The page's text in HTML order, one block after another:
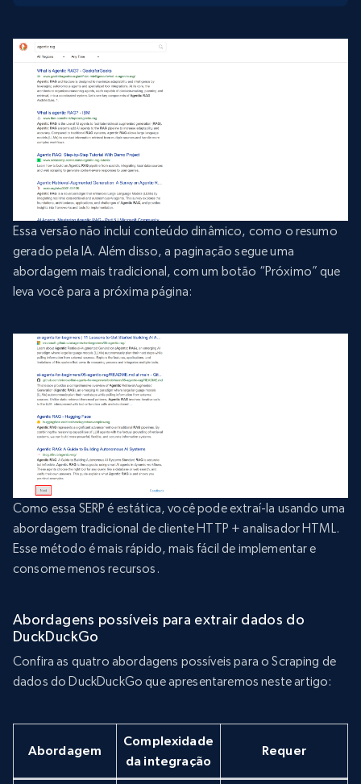
Essa versão não inclui conteúdo dinâmico, como o resumo
gerado pela IA. Além disso, a paginação segue uma
abordagem mais tradicional, com um botão “Próximo” que
leva você para a próxima página:
Como essa SERP é estática, você pode extraí-la usando uma
abordagem tradicional de cliente HTTP + analisador HTML.
Esse método é mais rápido, mais fácil de implementar e
consome menos recursos.
Abordagens possíveis para extrair dados do
DuckDuckGo
Confira as quatro abordagens possíveis para o Scraping de
dados do DuckDuckGo que apresentaremos neste artigo:
Abordagem
Complexidade
da integração
Requer